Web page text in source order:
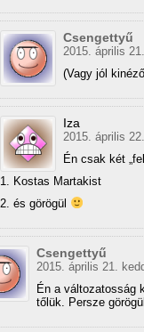
Csengettyű
2015. április
(Vagy jól
Iza
2015. április
Én csak két
1. Kostas Martakist
2. és görögül
Csengettyű
2015. április 21.
Én a változatosság
tőlük. Persze